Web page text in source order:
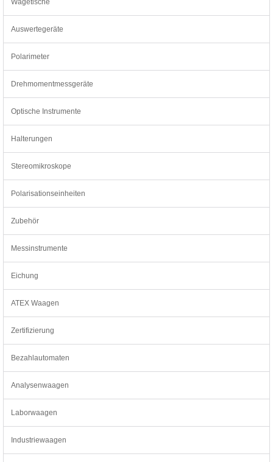
Auswertegeräte
Polarimeter
Drehmomentmessgeräte
Optische Instrumente
Halterungen
Stereomikroskope
Polarisationseinheiten
Zubehör
Messinstrumente
Eichung
ATEX Waagen
Zertifizierung
Bezahlautomaten
Analysenwaagen
Laborwaagen
Industriewaagen